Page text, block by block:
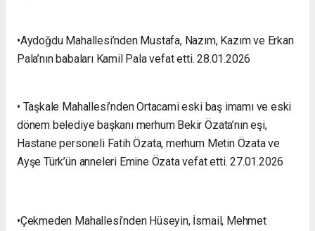
•Aydoğdu Mahallesi’nden Mustafa, Nazım, Kazım ve Erkan
Pala’nın babaları Kamil Pala vefat etti. 28.01.2026
• Taşkale Mahallesi’nden Ortacami eski baş imamı ve eski
dönem belediye başkanı merhum Bekir Özata’nın eşi,
Hastane personeli Fatih Özata, merhum Metin Özata ve
Ayşe Türk’ün anneleri Emine Özata vefat etti. 27.01.2026
•Çekmeden Mahallesi’nden Hüseyin, İsmail, Mehmet